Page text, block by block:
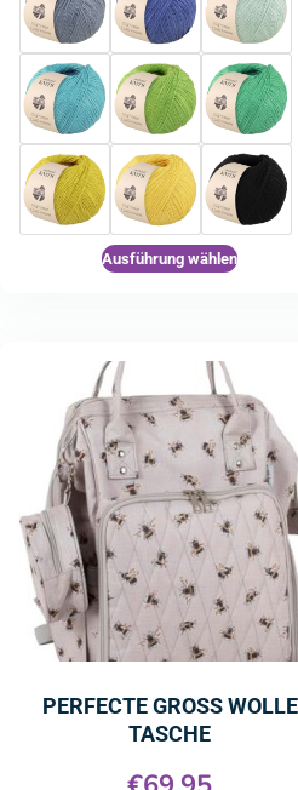
Ausführung wählen
PERFECTE GROSS WOLLE
TASCHE